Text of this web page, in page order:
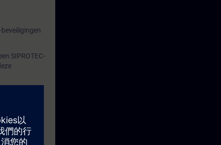
SIPROTEC-
zoals
display van
data te